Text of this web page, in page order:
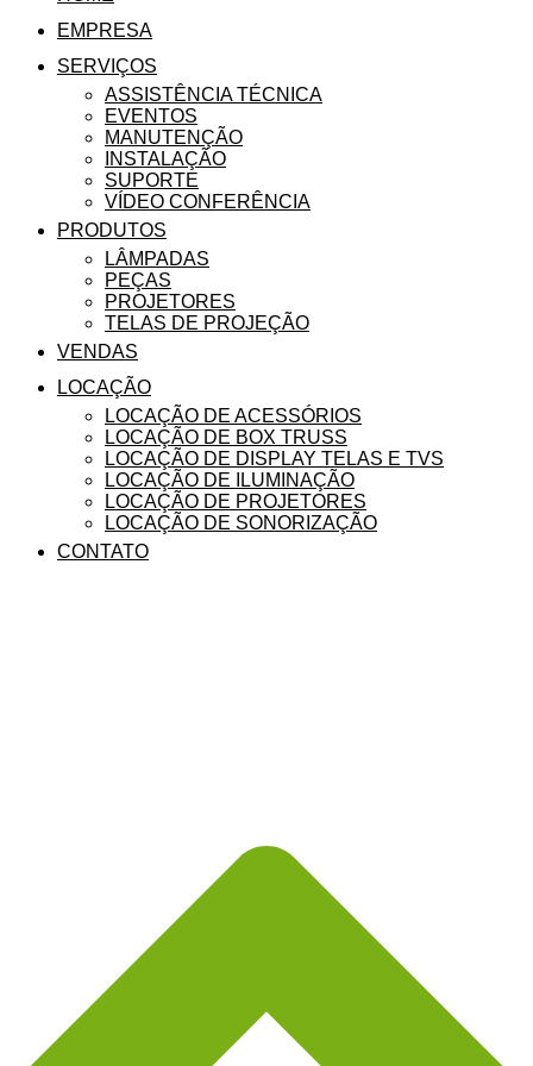
EMPRESA
SERVIÇOS
ASSISTÊNCIA TÉCNICA
EVENTOS
MANUTENÇÃO
INSTALAÇÃO
SUPORTE
VÍDEO CONFERÊNCIA
PRODUTOS
LÂMPADAS
PEÇAS
PROJETORES
TELAS DE PROJEÇÃO
VENDAS
LOCAÇÃO
LOCAÇÃO DE ACESSÓRIOS
LOCAÇÃO DE BOX TRUSS
LOCAÇÃO DE DISPLAY TELAS E TVS
LOCAÇÃO DE ILUMINAÇÃO
LOCAÇÃO DE PROJETORES
LOCAÇÃO DE SONORIZAÇÃO
CONTATO